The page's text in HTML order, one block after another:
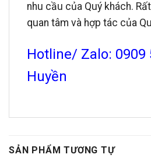
nhu cầu của Quý khách.
quan tâm và hợp tác của
Hotline/ Zalo: 0909
Huyền
SẢN PHẨM TƯƠNG TỰ